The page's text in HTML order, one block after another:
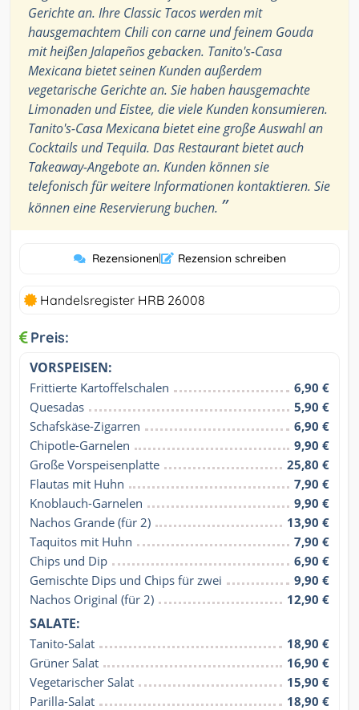
Gerichte an. Ihre Classic Tacos werden mit
hausgemachtem Chili con carne und feinem Gouda
mit heißen Jalapeños gebacken. Tanito's-Casa
Mexicana bietet seinen Kunden außerdem
vegetarische Gerichte an. Sie haben hausgemachte
Limonaden und Eistee, die viele Kunden konsumieren.
Tanito's-Casa Mexicana bietet eine große Auswahl an
Cocktails und Tequila. Das Restaurant bietet auch
Takeaway-Angebote an. Kunden können sie
telefonisch für weitere Informationen kontaktieren. Sie
können eine Reservierung buchen. ”
Rezensionen| Rezension schreiben
Handelsregister HRB 26008
Preis:
VORSPEISEN:
Frittierte Kartoffelschalen
6,90 €
Quesadas
5,90 €
Schafskäse-Zigarren
6,90 €
Chipotle-Garnelen
9,90 €
Große Vorspeisenplatte
25,80 €
Flautas mit Huhn
7,90 €
Knoblauch-Garnelen
9,90 €
Nachos Grande (für 2)
13,90 €
Taquitos mit Huhn
7,90 €
Chips und Dip
6,90 €
Gemischte Dips und Chips für zwei
9,90 €
Nachos Original (für 2)
12,90 €
SALATE:
Tanito-Salat
18,90 €
Grüner Salat
16,90 €
Vegetarischer Salat
15,90 €
Parilla-Salat
18,90 €